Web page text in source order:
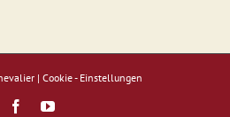
| Cookie - Einstellungen
FacebookYouTube